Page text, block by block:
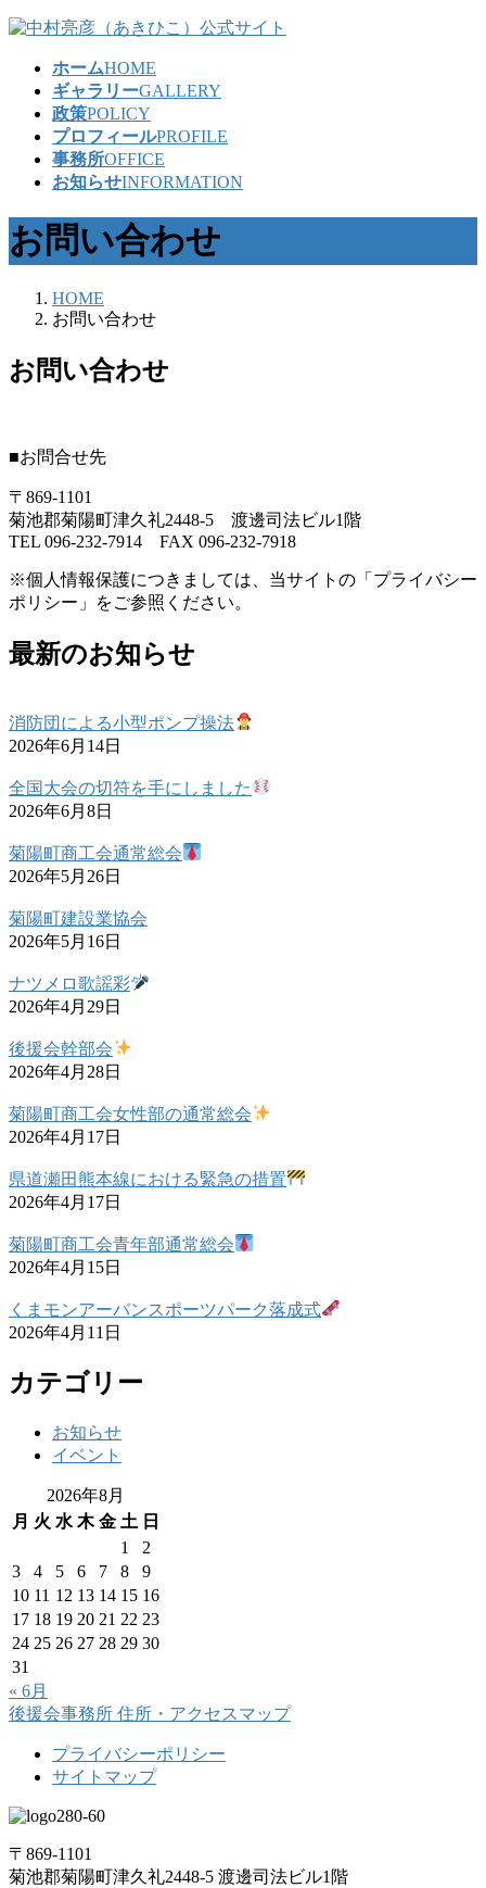
コ
プ
ナ
動
ホームHOME
ギャラリーGALLERY
政策POLICY
プロフィールPROFILE
事務所OFFICE
お知らせINFORMATION
お問い合わせ
HOME
お問い合わせ
お問い合わせ
■お問合せ先
〒869-1101
菊池郡菊陽町津久礼2448-5 渡邊司法ビル1階
TEL 096-232-7914 FAX 096-232-7918
※個人情報保護につきましては、当サイトの「プライバシー
ポリシー」をご参照ください。
最新のお知らせ
消防団による小型ポンプ操法
2026年6月14日
全国大会の切符を手にしました
2026年6月8日
菊陽町商工会通常総会
2026年5月26日
菊陽町建設業協会
2026年5月16日
ナツメロ歌謡彩
2026年4月29日
後援会幹部会
2026年4月28日
菊陽町商工会女性部の通常総会
2026年4月17日
県道瀬田熊本線における緊急の措置
2026年4月17日
菊陽町商工会青年部通常総会
2026年4月15日
くまモンアーバンスポーツパーク落成式
2026年4月11日
カテゴリー
お知らせ
イベント
2026年8月
月 火 水 木 金 土 日
1
2
3
4 5 6 7 8
9
10 11 12 13 14 15 16
17 18 19 20 21 22 23
24 25 26 27 28 29 30
31
« 6月
後援会事務所 住所・アクセスマップ
プライバシーポリシー
サイトマップ
〒869-1101
菊池郡菊陽町津久礼2448-5 渡邊司法ビル1階